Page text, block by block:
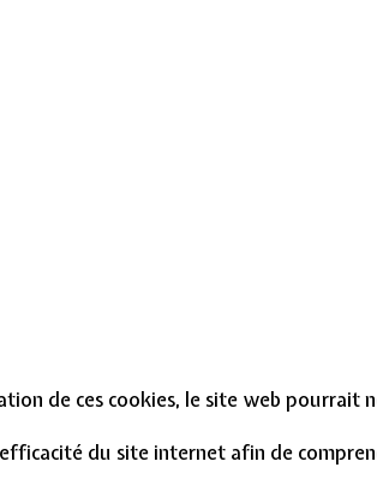
de ces cookies, le site web pourrait
du site internet afin de